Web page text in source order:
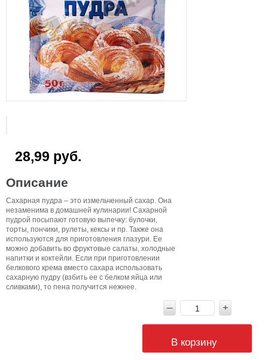
28,99 руб.
Описание
Сахарная пудра – это измельченный сахар. Она
незаменима в домашней кулинарии! Сахарной
пудрой посыпают готовую выпечку: булочки,
торты, пончики, рулеты, кексы и пр. Также она
используются для приготовления глазури. Ее
можно добавить во фруктовые салаты, холодные
напитки и коктейли. Если при приготовлении
белкового крема вместо сахара использовать
сахарную пудру (взбить ее с белком яйца или
сливками), то пена получится нежнее.
В корзину